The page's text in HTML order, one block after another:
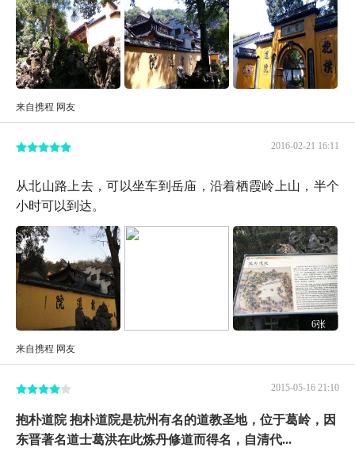
来自携程 网友
2016-02-21 16:11
从北山路上去，可以坐车到岳庙，沿着栖霞岭上山，半个
小时可以到达。
6张
来自携程 网友
2015-05-16 21:10
抱朴道院 抱朴道院是杭州有名的道教圣地，位于葛岭，因
东晋著名道士葛洪在此炼丹修道而得名，自清代...